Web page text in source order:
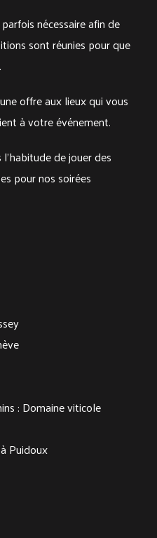
nécessaire afin de
sont réunies pour que
offre aux lieux qui vous
à votre événement.
de jouer des
pour nos soirées
: Domaine viticole
Puidoux